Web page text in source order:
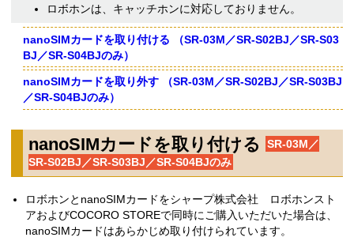
ロボホンは、キャッチホンに対応しておりません。
nanoSIMカードを取り付ける （SR-03M／SR-S02BJ／SR-S03
BJ／SR-S04BJのみ）
nanoSIMカードを取り外す （SR-03M／SR-S02BJ／SR-S03BJ
／SR-S04BJのみ）
nanoSIMカードを取り付ける
SR-03M／
SR-S02BJ／SR-S03BJ／SR-S04BJのみ
ロボホンとnanoSIMカードをシャープ株式会社 ロボホンスト
アおよびCOCORO STOREで同時にご購入いただいた場合は、
nanoSIMカードはあらかじめ取り付けられています。